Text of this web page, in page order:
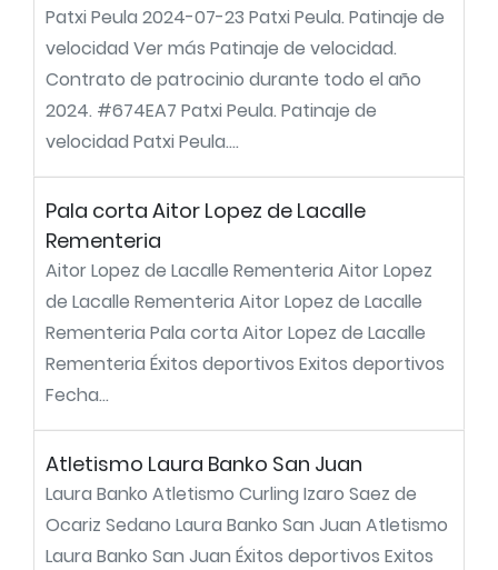
Patxi Peula 2024-07-23 Patxi Peula. Patinaje de
velocidad Ver más Patinaje de velocidad.
Contrato de patrocinio durante todo el año
2024. #674EA7 Patxi Peula. Patinaje de
velocidad Patxi Peula....
Pala corta Aitor Lopez de Lacalle
Rementeria
Aitor Lopez de Lacalle Rementeria Aitor Lopez
de Lacalle Rementeria Aitor Lopez de Lacalle
Rementeria Pala corta Aitor Lopez de Lacalle
Rementeria Éxitos deportivos Exitos deportivos
Fecha...
Atletismo Laura Banko San Juan
Laura Banko Atletismo Curling Izaro Saez de
Ocariz Sedano Laura Banko San Juan Atletismo
Laura Banko San Juan Éxitos deportivos Exitos